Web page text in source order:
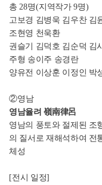
총 28명(지역작가9명)
고보경 김병욱 김우찬 김
조현영 천욱환
권슬기 김덕호 김순덕 김
주형 송이주 송경란
양유전 이상훈 이정인 박
②영남
영남율려嶺南律呂
영남의 풍토와 절제된 조
의 질서로 재해석하여 전
체성
[전시 일정]